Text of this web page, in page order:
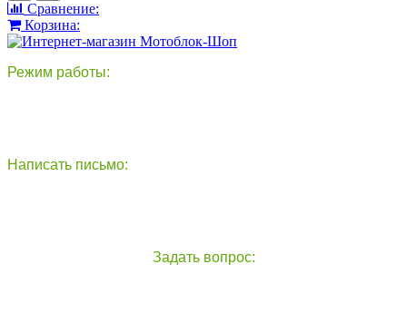
Сравнение:
Корзина:
Режим работы:
Написать письмо:
Задать вопрос: